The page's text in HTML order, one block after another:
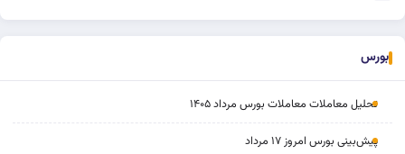
بورس
تحلیل معاملات معاملات بورس مرداد ۱۴۰۵
پیش‌بینی بورس امروز ۱۷ مرداد